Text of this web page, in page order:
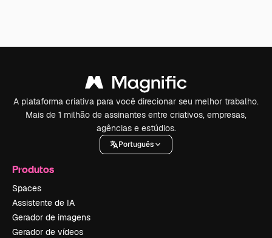
A plataforma criativa para você direcionar seu melhor trabalho.
Mais de 1 milhão de assinantes entre criativos, empresas,
agências e estúdios.
Português
Produtos
Spaces
Assistente de IA
Gerador de imagens
Gerador de vídeos